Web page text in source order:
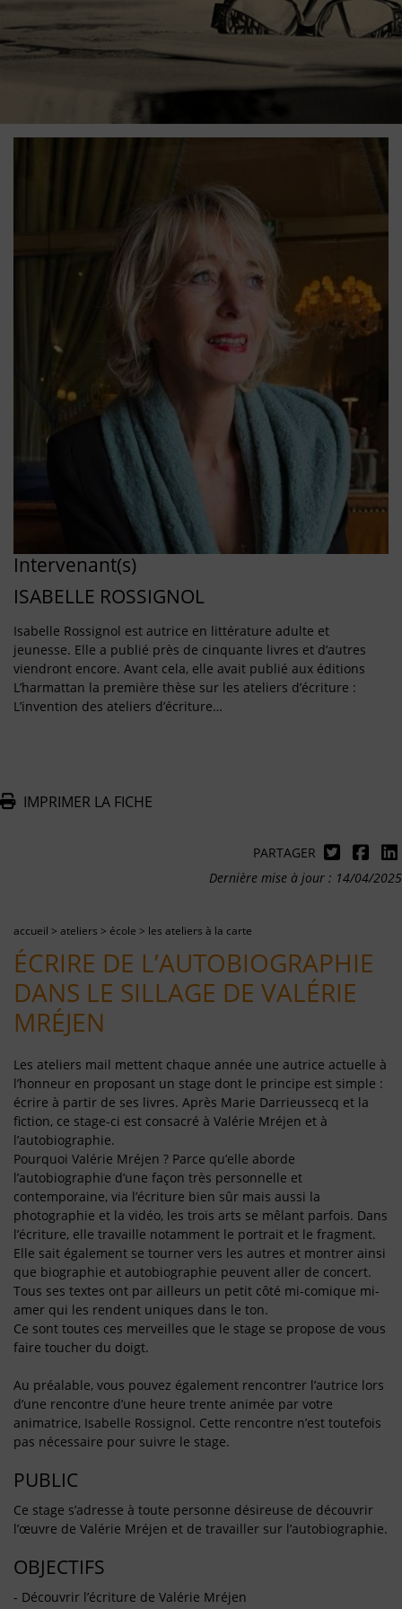
Intervenant(s)
ISABELLE ROSSIGNOL
Isabelle Rossignol est autrice en littérature adulte et
jeunesse. Elle a publié près de cinquante livres et d’autres
viendront encore. Avant cela, elle avait publié aux éditions
L’harmattan la première thèse sur les ateliers d’écriture :
L’invention des ateliers d’écriture…
IMPRIMER LA FICHE
PARTAGER
Dernière mise à jour : 14/04/2025
accueil > ateliers > école > les ateliers à la carte
ÉCRIRE DE L’AUTOBIOGRAPHIE
DANS LE SILLAGE DE VALÉRIE
MRÉJEN
Les ateliers mail mettent chaque année une autrice actuelle à
l’honneur en proposant un stage dont le principe est simple :
écrire à partir de ses livres. Après Marie Darrieussecq et la
fiction, ce stage-ci est consacré à Valérie Mréjen et à
l’autobiographie.
Pourquoi Valérie Mréjen ? Parce qu’elle aborde
l’autobiographie d’une façon très personnelle et
contemporaine, via l’écriture bien sûr mais aussi la
photographie et la vidéo, les trois arts se mêlant parfois. Dans
l’écriture, elle travaille notamment le portrait et le fragment.
Elle sait également se tourner vers les autres et montrer ainsi
que biographie et autobiographie peuvent aller de concert.
Tous ses textes ont par ailleurs un petit côté mi-comique mi-
amer qui les rendent uniques dans le ton.
Ce sont toutes ces merveilles que le stage se propose de vous
faire toucher du doigt.
Au préalable, vous pouvez également rencontrer l’autrice lors
d’une rencontre d’une heure trente animée par votre
animatrice, Isabelle Rossignol. Cette rencontre n’est toutefois
pas nécessaire pour suivre le stage.
PUBLIC
Ce stage s’adresse à toute personne désireuse de découvrir
l’œuvre de Valérie Mréjen et de travailler sur l’autobiographie.
OBJECTIFS
- Découvrir l’écriture de Valérie Mréjen